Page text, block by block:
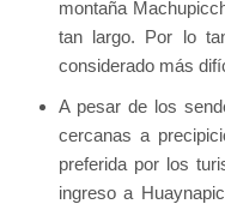
montaña
tan largo. Por lo
considerado más
A pesar de los
cercanas a
preferida por los
ingreso a